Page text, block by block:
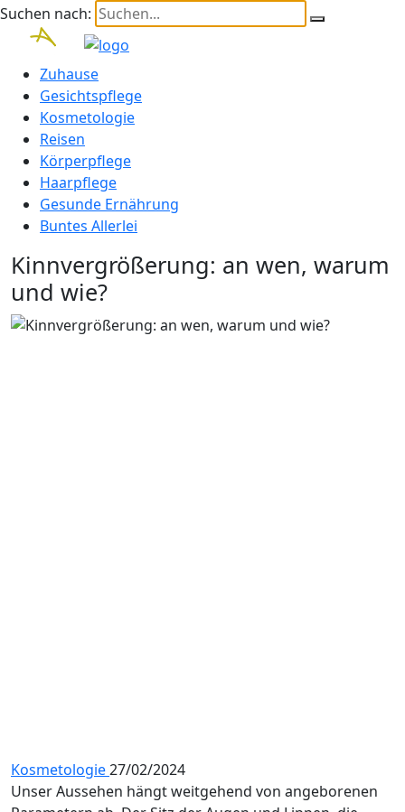
Suchen nach:
Zuhause
Gesichtspflege
Kosmetologie
Reisen
Körperpflege
Haarpflege
Gesunde Ernährung
Buntes Allerlei
Kinnvergrößerung: an wen, warum
und wie?
Kosmetologie27/02/2024
Unser Aussehen hängt weitgehend von angeborenen